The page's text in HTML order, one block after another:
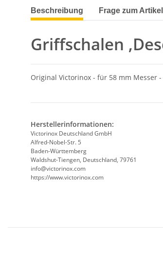
weitere Registerkarten anzeigen
Beschreibung Frage zum Artikel
Griffschalen
Original Victorinox - für 58 mm Messer -
Herstellerinformationen:
Victorinox Deutschland GmbH
Alfred-Nobel-Str. 5
Baden-Württemberg
Waldshut-Tiengen, Deutschland, 79761
info@victorinox.com
https://www.victorinox.com